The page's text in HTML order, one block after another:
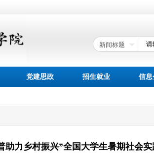
党建思政 招生就业 信息
助力乡村振兴”全国大学生暑期社会